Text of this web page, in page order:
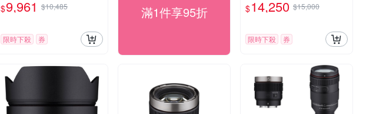
$9,961 $10,485
限時下殺 券
滿1件享95折 $14,250 $15,000
限時下殺 券